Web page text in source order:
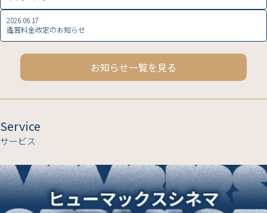
2026.06.17
鑑賞料金改定のお知らせ
お知らせ一覧を見る
Service
サービス